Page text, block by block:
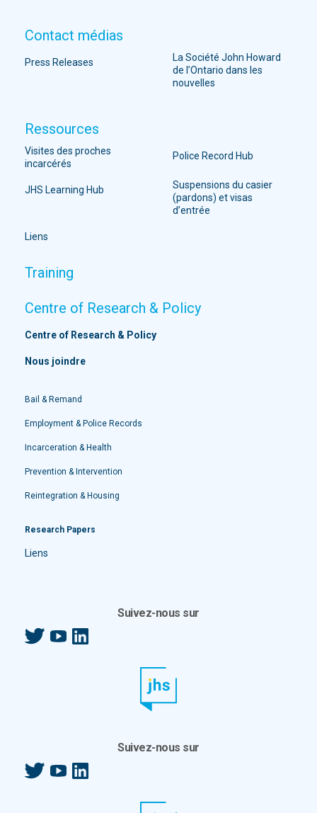
Contact médias
Press Releases
La Société John Howard
de l’Ontario dans les
nouvelles
Ressources
Visites des proches
incarcérés
Police Record Hub
JHS Learning Hub
Suspensions du casier
(pardons) et visas
d’entrée
Liens
Training
Centre of Research & Policy
Centre of Research & Policy
Nous joindre
Bail & Remand
Employment & Police Records
Incarceration & Health
Prevention & Intervention
Reintegration & Housing
Research Papers
Liens
Suivez-nous sur
TwitterYouTubeLinkedIn
Suivez-nous sur
TwitterYouTubeLinkedIn